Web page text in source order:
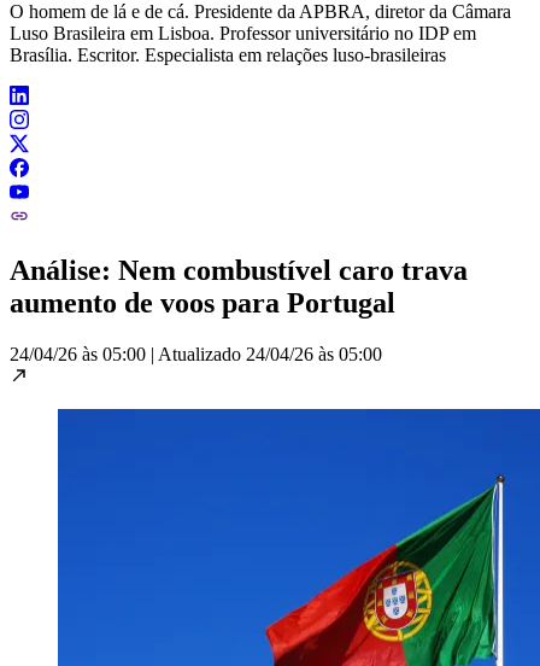
O homem de lá e de cá. Presidente da APBRA, diretor da Câmara
Luso Brasileira em Lisboa. Professor universitário no IDP em
Brasília. Escritor. Especialista em relações luso-brasileiras
Análise: Nem combustível caro trava
aumento de voos para Portugal
24/04/26 às 05:00 | Atualizado 24/04/26 às 05:00